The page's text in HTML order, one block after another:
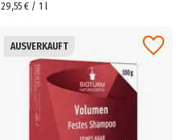
29,55 € / 1 l
AUSVERKAUFT